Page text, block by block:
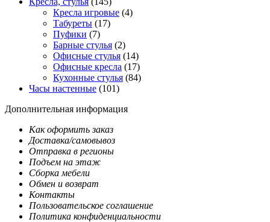
Кресла игровые (4)
Табуреты (17)
Пуфики (7)
Барные стулья (2)
Офисные стулья (14)
Офисные кресла (17)
Кухонные стулья (84)
Часы настенные (101)
Дополнительная информация
Как оформить заказ
Доставка/самовывоз
Отправка в регионы
Подъем на этаж
Сборка мебели
Обмен и возврат
Контакты
Пользовательское соглашение
Политика конфиденциальности